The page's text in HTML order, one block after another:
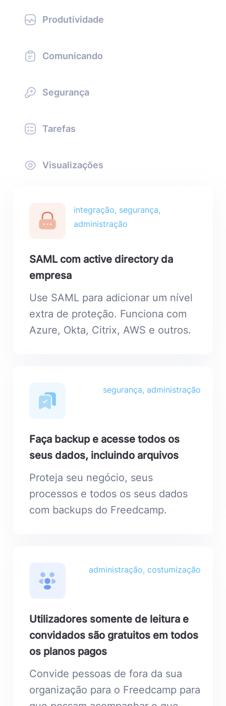
Produtividade
Comunicando
Segurança
Tarefas
Visualizações
integração, segurança,
administração
SAML com active directory da
empresa
Use SAML para adicionar um nível
extra de proteção. Funciona com
Azure, Okta, Citrix, AWS e outros.
segurança, administração
Faça backup e acesse todos os
seus dados, incluindo arquivos
Proteja seu negócio, seus
processos e todos os seus dados
com backups do Freedcamp.
administração, costumização
Utilizadores somente de leitura e
convidados são gratuitos em todos
os planos pagos
Convide pessoas de fora da sua
organização para o Freedcamp para